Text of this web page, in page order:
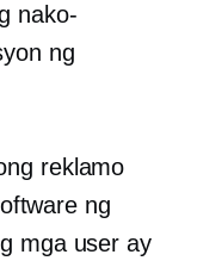
nako-
ng
reklamo
ng
mga user ay